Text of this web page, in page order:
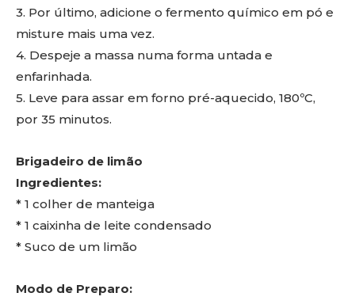
3. Por último, adicione o fermento químico em pó e
misture mais uma vez.
4. Despeje a massa numa forma untada e
enfarinhada.
5. Leve para assar em forno pré-aquecido, 180ºC,
por 35 minutos.
Brigadeiro de limão
Ingredientes:
* 1 colher de manteiga
* 1 caixinha de leite condensado
* Suco de um limão
Modo de Preparo: